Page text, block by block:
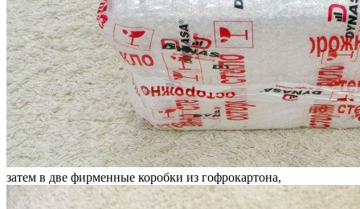
затем в две фирменные коробки из гофрокартона,